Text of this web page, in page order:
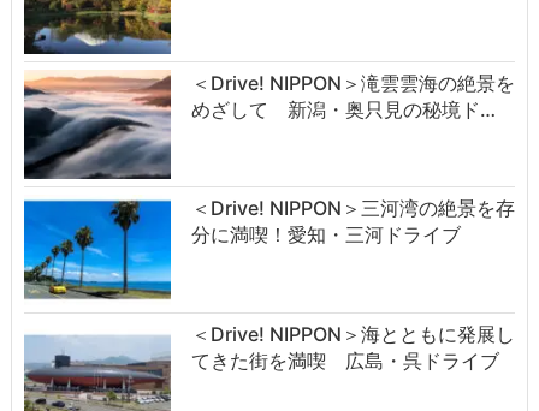
＜Drive! NIPPON＞滝雲雲海の絶景を
めざして 新潟・奥只見の秘境ド…
＜Drive! NIPPON＞三河湾の絶景を存
分に満喫！愛知・三河ドライブ
＜Drive! NIPPON＞海とともに発展し
てきた街を満喫 広島・呉ドライブ